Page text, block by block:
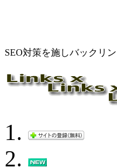
SEO対策を施しバックリ